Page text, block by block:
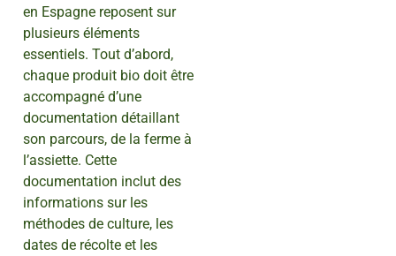
en Espagne reposent sur
plusieurs éléments
essentiels. Tout d’abord,
chaque produit bio doit être
accompagné d’une
documentation détaillant
son parcours, de la ferme à
l’assiette. Cette
documentation inclut des
informations sur les
méthodes de culture, les
dates de récolte et les